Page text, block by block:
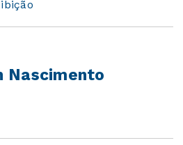
Nascimento